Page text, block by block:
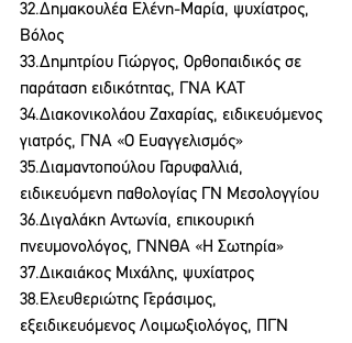
32.Δημακουλέα Ελένη-Μαρία, ψυχίατρος,
Βόλος
33.Δημητρίου Γιώργος, Ορθοπαιδικός σε
παράταση ειδικότητας, ΓΝΑ ΚΑΤ
34.Διακονικολάου Ζαχαρίας, ειδικευόμενος
γιατρός, ΓΝΑ «Ο Ευαγγελισμός»
35.Διαμαντοπούλου Γαρυφαλλιά,
ειδικευόμενη παθολογίας ΓΝ Μεσολογγίου
36.Διγαλάκη Αντωνία, επικουρική
πνευμονολόγος, ΓΝΝΘΑ «Η Σωτηρία»
37.Δικαιάκος Μιχάλης, ψυχίατρος
38.Ελευθεριώτης Γεράσιμος,
εξειδικευόμενος Λοιμωξιολόγος, ΠΓΝ